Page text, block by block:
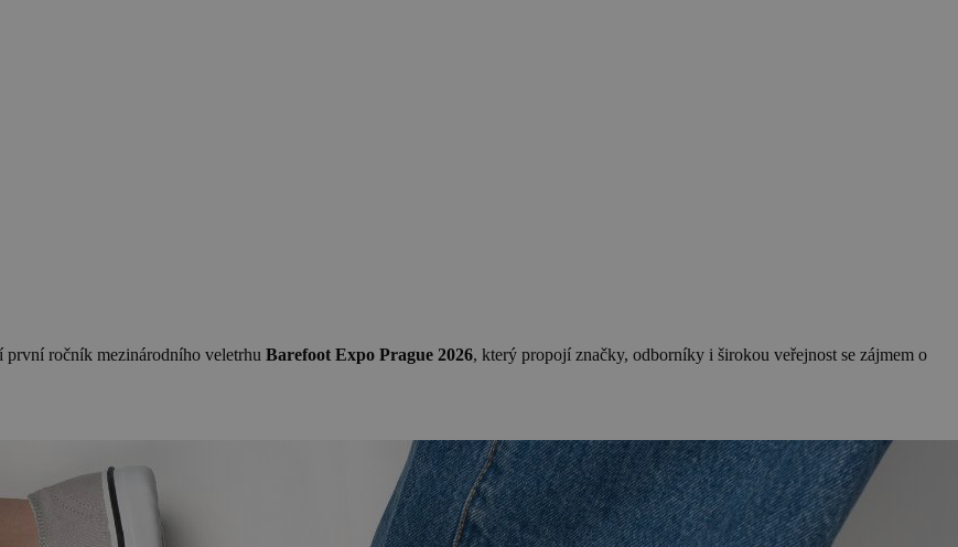
ročník mezinárodního veletrhu Barefoot Expo Prague 2026, který propojí značky, odborníky i širokou veřejnost se zájmem o